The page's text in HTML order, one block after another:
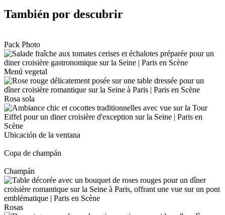
También por descubrir
Pack Photo
Menú vegetal
Rosa sola
Ubicación de la ventana
Copa de champán
Champán
Rosas